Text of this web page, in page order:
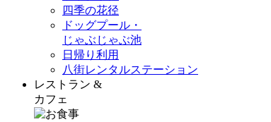
四季の花径
ドッグプール・
じゃぶじゃぶ池
日帰り利用
八街レンタルステーション
レストラン &
カフェ